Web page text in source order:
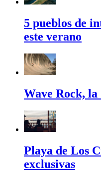
5 pueblos de
este verano
Wave Rock,
Playa de Los
exclusivas